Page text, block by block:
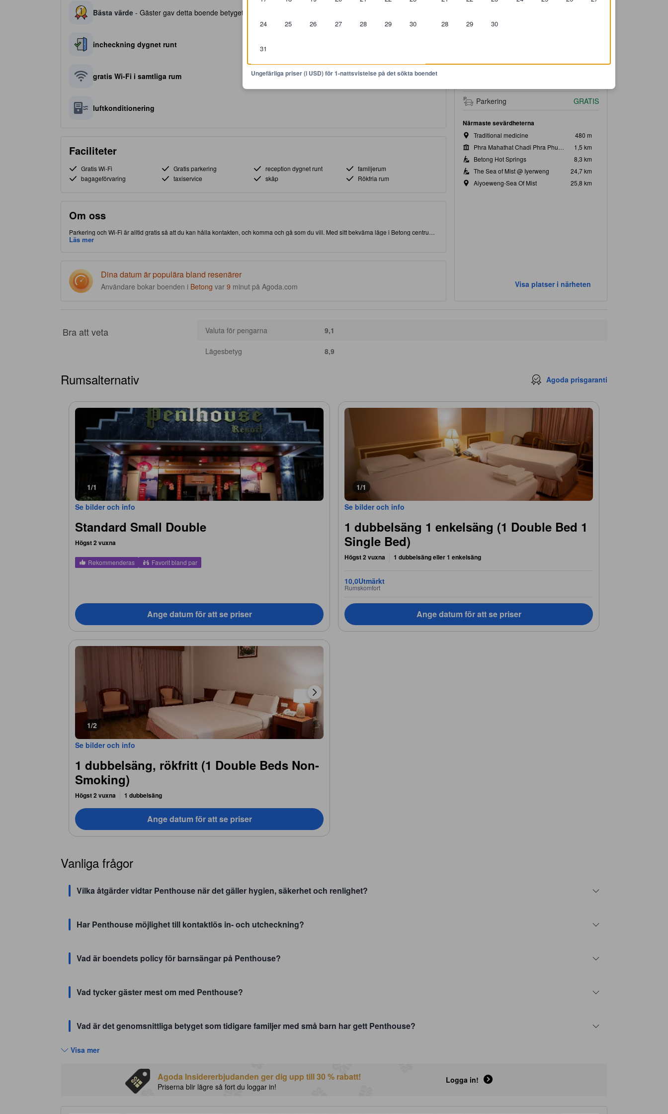
24 25 26 27 28 29 30
31
28 29 30
Ungefärliga priser (i USD) för 1-nattsvistelse på det sökta boendet
Bästa värde - Gäster gav detta boende betyget 9.1/10 vad det gäller valuta för penga...
incheckning dygnet runt
gratis Wi-Fi i samtliga rum
luftkonditionering
Faciliteter
Gratis Wi-Fi Gratis parkering reception dygnet runt
familjerum
bagageförvaring
taxiservice skåp Rökfria rum
Om oss
Parkering och Wi-Fi är alltid gratis så att du kan hålla kontakten, och komma och gå som du vill. Med sitt bekväma läge i Betong centrum-
delen av Betong, gör detta boende att du har nära till både attraktioner och intressanta matställen. Detta 3.0-stjärniga boende är
Läs mer
Dina datum är populära bland resenärer
Användare bokar boenden i Betong var 9 minut på Agoda.com
Parkering GRATIS
Närmaste sevärdheterna
Traditional medicine
480 m
Phra Mahathat Chadi Phra Phutthammaprakat
1,5 km
Betong Hot Springs
8,3 km
The Sea of Mist @ Iyerweng
24,7 km
Aiyoeweng-Sea Of Mist
25,8 km
Visa platser i närheten
Bra att veta Valuta för pengarna 9,1
Lägesbetyg 8,9
Rumsalternativ Agoda prisgaranti
1/1
Se bilder och info
Standard Small Double
Högst 2 vuxna
Rekommenderas Favorit bland par
Ange datum för att se priser
1/1
Se bilder och info
1 dubbelsäng 1 enkelsäng (1 Double Bed 1
Single Bed)
Högst 2 vuxna 1 dubbelsäng eller 1 enkelsäng
10,0Utmärkt
Rumskomfort
Ange datum för att se priser
1/2
Se bilder och info
1 dubbelsäng, rökfritt (1 Double Beds Non-
Smoking)
Högst 2 vuxna 1 dubbelsäng
Ange datum för att se priser
Vanliga frågor
Vilka åtgärder vidtar Penthouse när det gäller hygien, säkerhet och renlighet?
Har Penthouse möjlighet till kontaktlös in- och utcheckning?
Vad är boendets policy för barnsängar på Penthouse?
Vad tycker gäster mest om med Penthouse?
Vad är det genomsnittliga betyget som tidigare familjer med små barn har gett Penthouse?
Visa mer
Agoda Insidererbjudanden ger dig upp till 30 % rabatt!
Priserna blir lägre så fort du loggar in!
Logga in!